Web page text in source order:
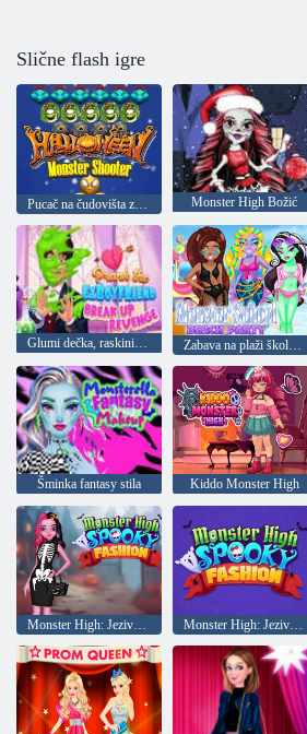
Slične flash igre
Pucač na čudovišta za Noć vještica Monster High Božić
Glumi dečka, raskini, osveti se Zabava na plaži škole čudovišta
Šminka fantasy stila Kiddo Monster High
Monster High: Jeziva moda Monster High: Jeziva moda